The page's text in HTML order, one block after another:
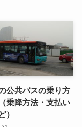
公共バスの乗り方
乗降方法・支払い
）